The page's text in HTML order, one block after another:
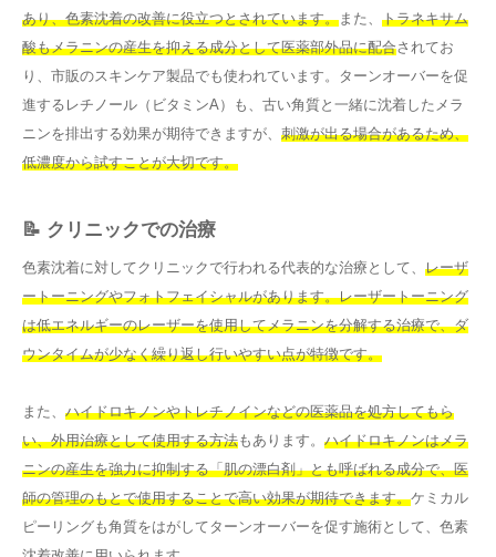
あり、色素沈着の改善に役立つとされています。また、 トラネキサム
酸もメラニンの産生を抑える成分として医薬部外品に配合されてお
り、市販のスキンケア製品でも使われています。ターンオーバーを促
進するレチノール（ビタミンA）も、古い角質と一緒に沈着したメラ
ニンを排出する効果が期待できますが、 刺激が出る場合があるため、
低濃度から試すことが大切です。
📝 クリニックでの治療
色素沈着に対してクリニックで行われる代表的な治療として、 レーザ
ートーニングやフォトフェイシャルがあります。レーザートーニング
は低エネルギーのレーザーを使用してメラニンを分解する治療で、ダ
ウンタイムが少なく繰り返し行いやすい点が特徴です。
また、 ハイドロキノンやトレチノインなどの医薬品を処方してもら
い、外用治療として使用する方法もあります。 ハイドロキノンはメラ
ニンの産生を強力に抑制する「肌の漂白剤」とも呼ばれる成分で、医
師の管理のもとで使用することで高い効果が期待できます。ケミカル
ピーリングも角質をはがしてターンオーバーを促す施術として、色素